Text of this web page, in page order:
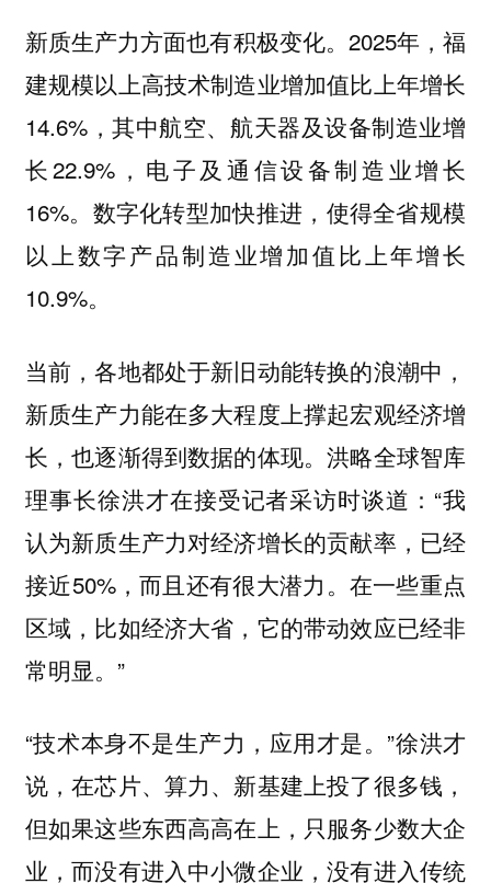
新质生产力方面也有积极变化。2025年，福
建规模以上高技术制造业增加值比上年增长
14.6%，其中航空、航天器及设备制造业增
长22.9%，电子及通信设备制造业增长
16%。数字化转型加快推进，使得全省规模
以上数字产品制造业增加值比上年增长
10.9%。
当前，各地都处于新旧动能转换的浪潮中，
新质生产力能在多大程度上撑起宏观经济增
长，也逐渐得到数据的体现。洪略全球智库
理事长徐洪才在接受记者采访时谈道：“我
认为新质生产力对经济增长的贡献率，已经
接近50%，而且还有很大潜力。在一些重点
区域，比如经济大省，它的带动效应已经非
常明显。”
“技术本身不是生产力，应用才是。”徐洪才
说，在芯片、算力、新基建上投了很多钱，
但如果这些东西高高在上，只服务少数大企
业，而没有进入中小微企业，没有进入传统